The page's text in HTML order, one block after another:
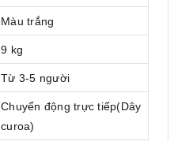
Màu trắng
9 kg
Từ 3-5 người
Chuyển động trực tiếp(Dây
curoa)